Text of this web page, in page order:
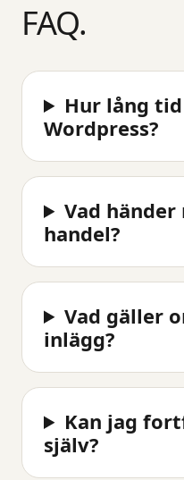
FAQ.
Hur lång
Wordpress?
Vad
handel?
Vad gäller
inlägg?
Kan jag
själv?